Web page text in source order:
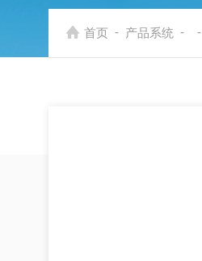
首页 - 产品系统 - -